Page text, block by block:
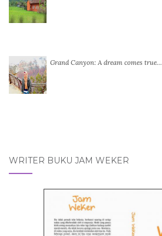
Grand Canyon: A dream comes true…
WRITER BUKU JAM WEKER